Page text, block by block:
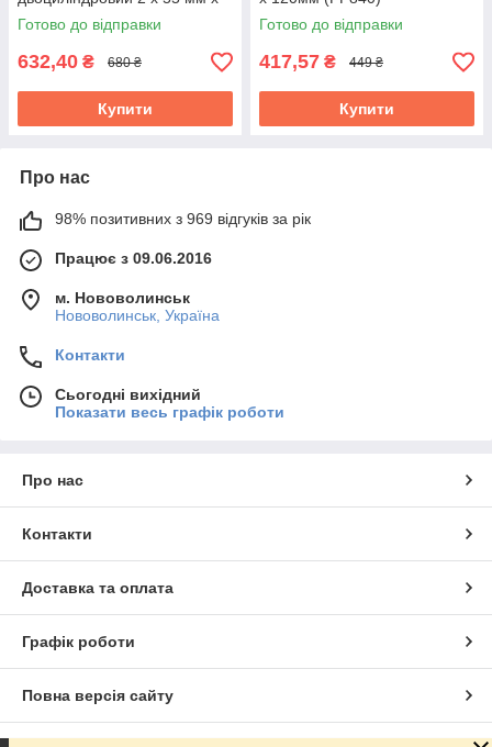
120 мм (FP842)
Готово до відправки
632,40 ₴ 680 ₴
Купити
Готово до відправки
417,57 ₴ 449 ₴
Купити
Про нас
98% позитивних з 969 відгуків за рік
Працює з 09.06.2016
м. Нововолинськ
Нововолинськ, Україна
Контакти
Сьогодні вихідний
Показати весь графік роботи
Про нас
Контакти
Доставка та оплата
Графік роботи
Повна версія сайту